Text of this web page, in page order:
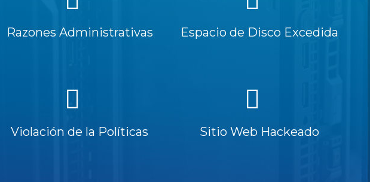
Razones Administrativas Espacio de Disco Excedida
Violación de la Políticas Sitio Web Hackeado